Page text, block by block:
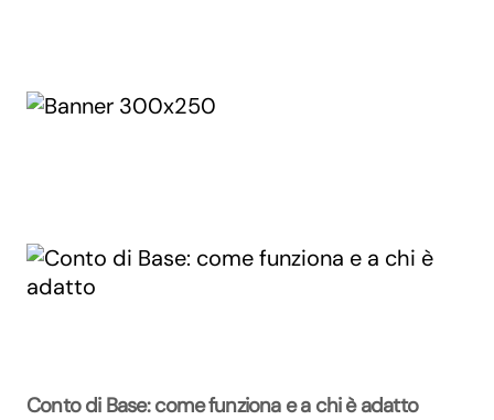
Conto di Base: come funziona e a chi è adatto